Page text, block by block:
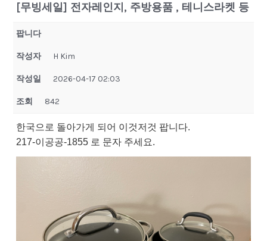
[무빙세일] 전자레인지, 주방용품 , 테니스라켓 등
팝니다
작성자 H Kim
작성일 2026-04-17 02:03
조회 842
한국으로 돌아가게 되어 이것저것 팝니다.
217-이공공-1855 로 문자 주세요.